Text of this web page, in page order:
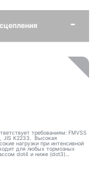
требованиям: FMVSS
JIS K2233. Высокая
нагрузки при интенсивной
для любых тормозных
dot4 и ниже (dot3)...